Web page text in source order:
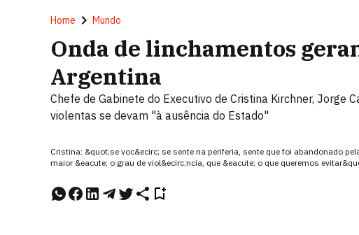
Home Mundo
Onda de linchamentos
Argentina
Chefe de Gabinete do Executivo de Cristina Kirchner, Jorge
violentas se devam "à ausência do Estado"
Cristina: &quot;se voc&ecirc; se sente na periferia, sente que foi abandonado
maior &eacute; o grau de viol&ecirc;ncia, que &eacute; o que queremos